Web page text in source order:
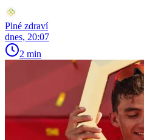
Plné zdraví
dnes, 20:07
2 min